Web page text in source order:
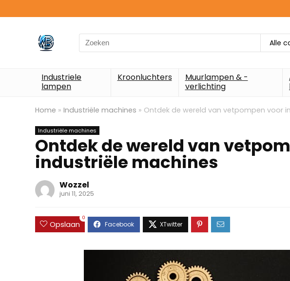
Search
for:
Alle
Industriele
lampen
Kroonluchters
Muurlampen & -
verlichting
Home » Industriële machines » Ontdek de wereld van vetpompen voor
Industriële machines
Ontdek de wereld van
industriële machines
Wozzel
juni 11, 2025
Opslaan
0